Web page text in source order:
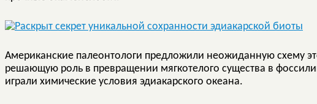
Американские палеонтологи предложили неожиданную схему
решающую роль в превращении мягкотелого существа в
играли химические условия эдиакарского океана.